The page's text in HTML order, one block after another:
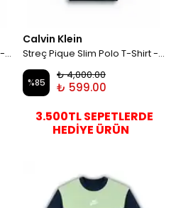
Streç Pique Slim Polo T-Shirt - Yeşil
Calvin Klein
Streç Pique Slim Polo T-Shirt - Lacivert
%85
₺ 4,000.00
₺ 599.00
3.500TL SEPETLERDE
HEDİYE ÜRÜN